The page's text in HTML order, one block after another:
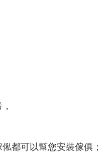
都可以幫您安裝傢俱；